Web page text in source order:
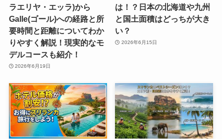
ラエリヤ・エッラ)から
Galle(ゴール)への経路と所
要時間と距離についてわか
りやすく解説！現実的なモ
デルコースも紹介！
2026年6月19日
は！？日本の北海道や九州
と国土面積はどっちが大き
い？
2026年6月15日